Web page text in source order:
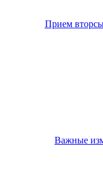
Прием
Важные